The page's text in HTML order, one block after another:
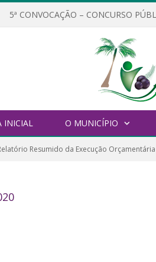
5ª CONVOCAÇÃO – CONCURSO
INICIAL O MUNICÍPIO
Resumido da Execução Orçamentária